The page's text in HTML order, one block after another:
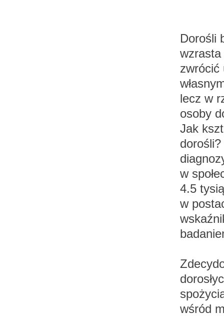
Dorośli
wzrasta
zwrócić
lecz w
osoby
Jak
w
4.5
w
wśród